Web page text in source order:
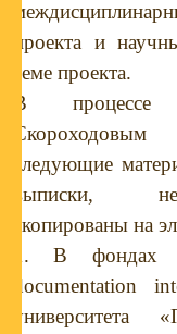
проекта и
теме проекта.
В процессе
следующие
выписки,
скопированы на
1. В фондах
documentation